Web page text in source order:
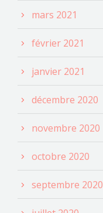
mars 2021
février 2021
janvier 2021
décembre 2020
novembre 2020
octobre 2020
septembre 2020